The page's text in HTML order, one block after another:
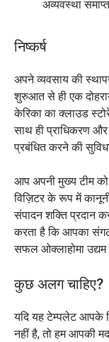
अव्यवस्था
निष्कर्ष
अपने व्यवसाय की
शुरुआत से ही एक
केरिका का क्लाउड
साथ ही प्राधिकरण
प्रबंधित करने की
आप अपनी मुख्य टीम
विज़िटर के रूप में
संपादन शक्ति प्रदान
करता है कि आपका
सफल ओक्लाहोमा उद्यम
कुछ अलग चाहिए?
यदि यह टेम्पलेट आपके
नहीं है, तो हम आपकी